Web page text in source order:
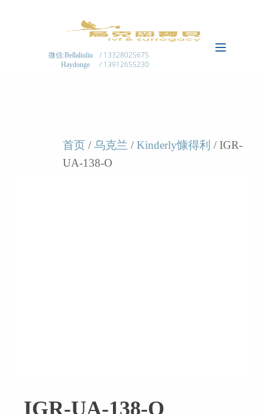
微信:Bellaliuliu
Haydonge
/ 13328025675
/ 13912655230
首页 / 乌克兰 / Kinderly慷得利 / IGR-
UA-138-O
IGR-UA-138-O